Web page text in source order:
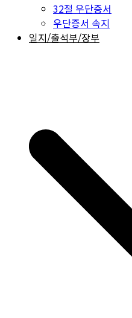
32절 우단증서
우단증서 속지
일지/출석부/장부